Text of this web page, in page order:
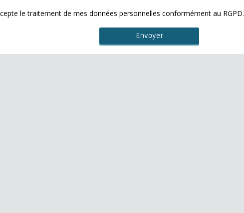
le traitement de mes données personnelles conformément au RGPD.